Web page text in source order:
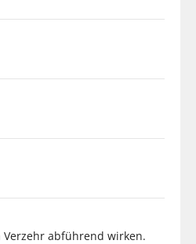
abführend wirken.